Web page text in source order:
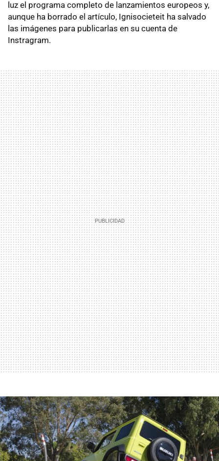
luz el programa completo de lanzamientos europeos y,
aunque ha borrado el artículo, Ignisocieteit ha salvado
las imágenes para publicarlas en su cuenta de
Instragram.